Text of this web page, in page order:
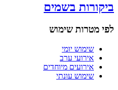
ביקורות בשמים
לפי מטרות שימוש
שימוש יומי
אירועי ערב
אירועים מיוחדים
שימוש עונתי